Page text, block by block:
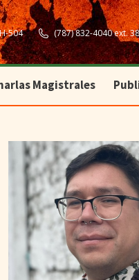
504 (787) 832-4040 ext.
Magistrales
Magistrales